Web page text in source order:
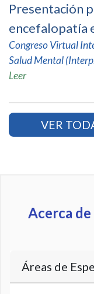
Presentación
encefalopatía
Congreso Virtual
Salud Mental
Leer
VER
Acerca
Áreas de